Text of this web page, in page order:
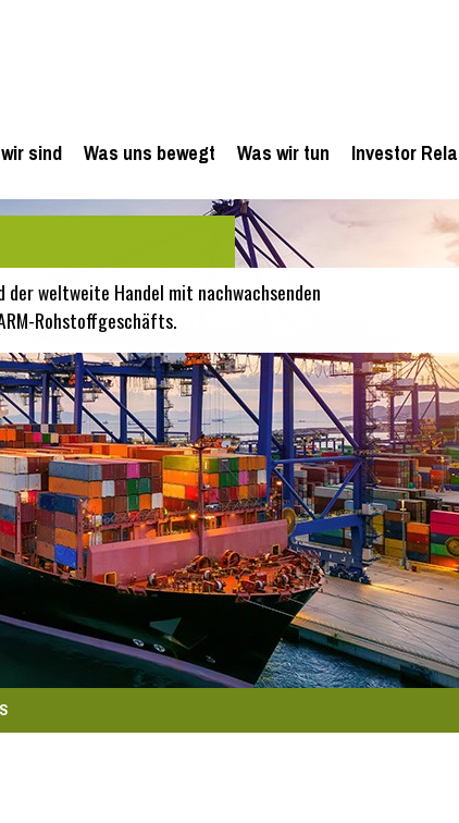
sind Was uns bewegt Was wir tun Investor
der weltweite Handel mit nachwachsenden
Rohstoffgeschäfts.